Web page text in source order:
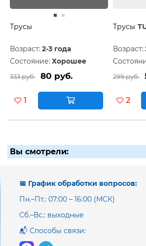
Трусы
Возраст: 2-3 года
Состояние: Хорошее
333 руб. 80 руб.
1
Трусы
Возраст:
299 руб.
2
Вы смотрели:
📅 График обработки вопросов:
Пн.–Пт.: 07:00 – 16:00 (МСК)
Сб.–Вс.: выходные
📬 Способы связи: